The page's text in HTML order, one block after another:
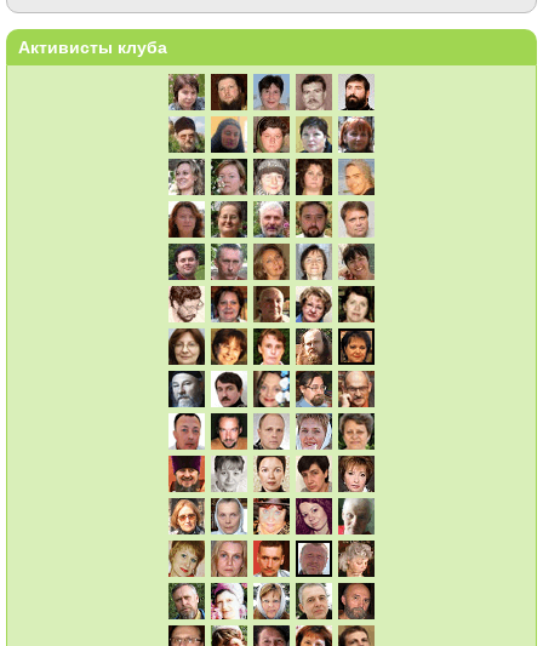
Активисты клуба